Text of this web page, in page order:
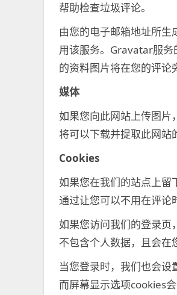
帮助检查垃圾评论。
由您的电子邮箱地址所
用该服务。Gravatar服
的资料图片将在您的评论
媒体
如果您向此网站上传图片
将可以下载并提取此网站
Cookies
如果您在我们的站点上留
通过让您可以不用在评论
如果您访问我们的登录
不包含个人数据，且会在
当您登录时，我们也会设
而屏幕显示选项cookies